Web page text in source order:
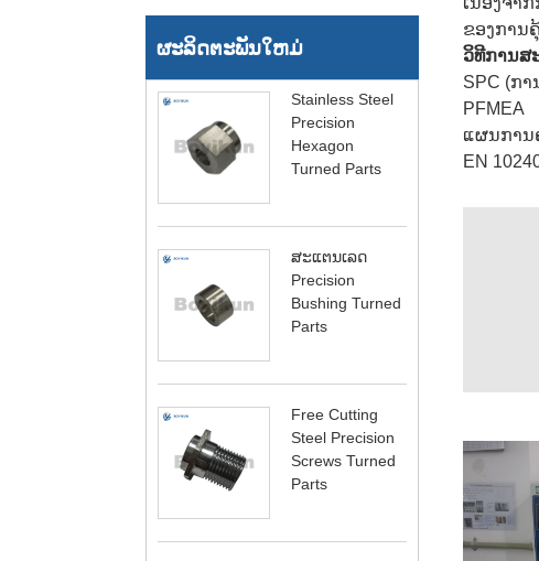
ຜະລິດຕະພັນໃຫມ່
Stainless Steel
Precision
Hexagon
Turned Parts
ສະແຕນເລດ
Precision
Bushing Turned
Parts
Free Cutting
Steel Precision
Screws Turned
Parts
ຂອງການ
ວິທີການສ
SPC (ກ
PFMEA
ແຜນການ
EN